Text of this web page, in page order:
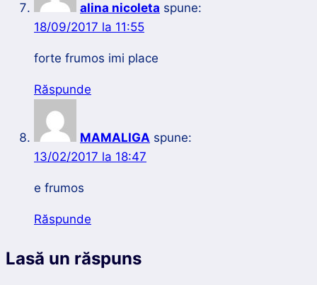
alina nicoleta spune:
18/09/2017 la 11:55
forte frumos imi place
Răspunde
MAMALIGA spune:
13/02/2017 la 18:47
e frumos
Răspunde
Lasă un răspuns